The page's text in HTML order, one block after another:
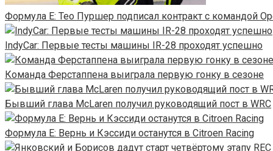
Формула E: Тео Пуршер подписал контракт с командой
IndyCar: Первые тесты машины IR-28 проходят успешно
Команда Ферстаппена выиграла первую гонку в сезоне
Бывший глава McLaren получил руководящий пост в WRC
Формула Е: Вернь и Кэссиди останутся в Citroen Racing